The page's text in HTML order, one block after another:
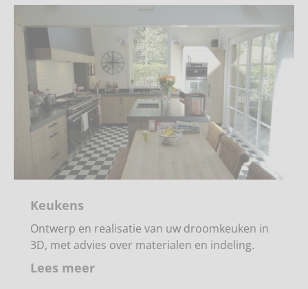
Keukens
Ontwerp en realisatie van uw droomkeuken in
3D, met advies over materialen en indeling.
Lees meer